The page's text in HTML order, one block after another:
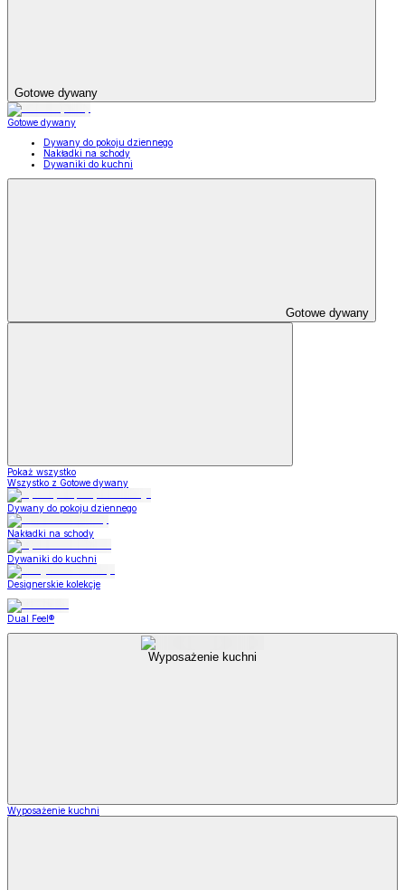
Gotowe dywany
Gotowe dywany
Dywany do pokoju dziennego
Nakładki na schody
Dywaniki do kuchni
Gotowe dywany
Pokaż wszystko
Wszystko z Gotowe dywany
Dywany do pokoju dziennego
Nakładki na schody
Dywaniki do kuchni
Designerskie kolekcje
Dual Feel®
Wyposażenie kuchni
Wyposażenie kuchni